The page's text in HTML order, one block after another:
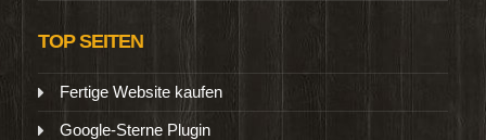
TOP SEITEN
Fertige Website kaufen
Google-Sterne Plugin